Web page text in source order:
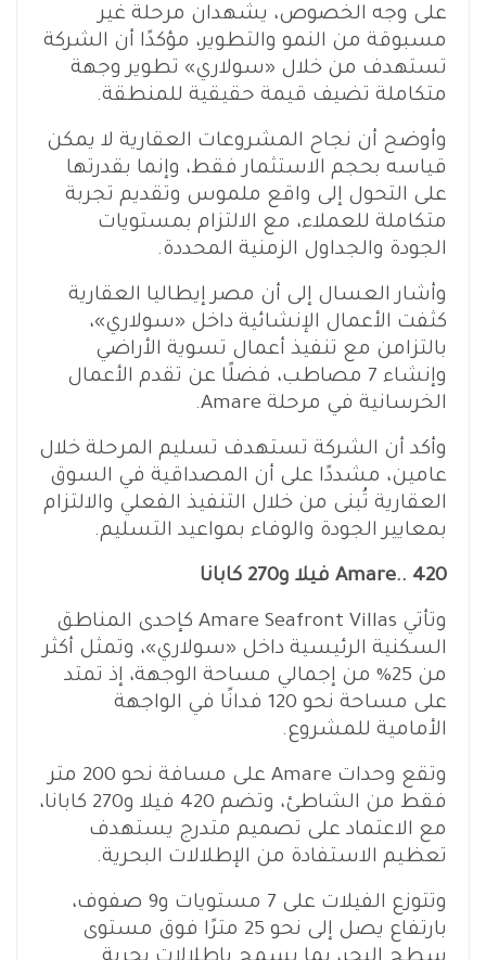
على وجه الخصوص، يشهدان مرحلة غير
مسبوقة من النمو والتطوير، مؤكدًا أن الشركة
تستهدف من خلال «سولاري» تطوير وجهة
متكاملة تضيف قيمة حقيقية للمنطقة.
وأوضح أن نجاح المشروعات العقارية لا يمكن
قياسه بحجم الاستثمار فقط، وإنما بقدرتها
على التحول إلى واقع ملموس وتقديم تجربة
متكاملة للعملاء، مع الالتزام بمستويات
الجودة والجداول الزمنية المحددة.
وأشار العسال إلى أن مصر إيطاليا العقارية
كثفت الأعمال الإنشائية داخل «سولاري»،
بالتزامن مع تنفيذ أعمال تسوية الأراضي
وإنشاء 7 مصاطب، فضلًا عن تقدم الأعمال
الخرسانية في مرحلة Amare.
وأكد أن الشركة تستهدف تسليم المرحلة خلال
عامين، مشددًا على أن المصداقية في السوق
العقارية تُبنى من خلال التنفيذ الفعلي والالتزام
بمعايير الجودة والوفاء بمواعيد التسليم.
Amare.. 420 فيلا و270 كابانا
وتأتي Amare Seafront Villas كإحدى المناطق
السكنية الرئيسية داخل «سولاري»، وتمثل أكثر
من 25% من إجمالي مساحة الوجهة، إذ تمتد
على مساحة نحو 120 فدانًا في الواجهة
الأمامية للمشروع.
وتقع وحدات Amare على مسافة نحو 200 متر
فقط من الشاطئ، وتضم 420 فيلا و270 كابانا،
مع الاعتماد على تصميم متدرج يستهدف
تعظيم الاستفادة من الإطلالات البحرية.
وتتوزع الفيلات على 7 مستويات و9 صفوف،
بارتفاع يصل إلى نحو 25 مترًا فوق مستوى